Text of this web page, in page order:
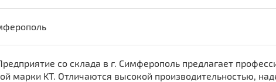
со склада в г. Симферополь предлагает
марки KT. Отличаются высокой производительностью,